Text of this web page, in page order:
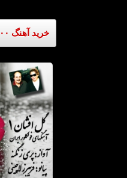
خرید آهنگ ۱۵۰۰۰ تومان